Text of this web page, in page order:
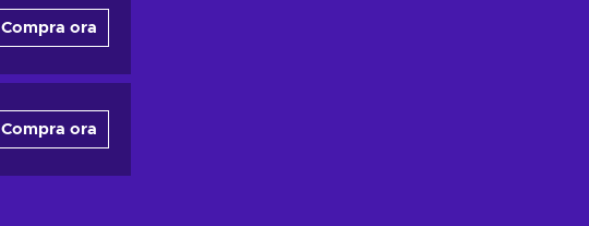
Compra ora
Compra ora